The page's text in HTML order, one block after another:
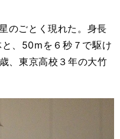
のごとく現れた。身長
、50mを６秒７で駆け
、東京高校３年の大竹